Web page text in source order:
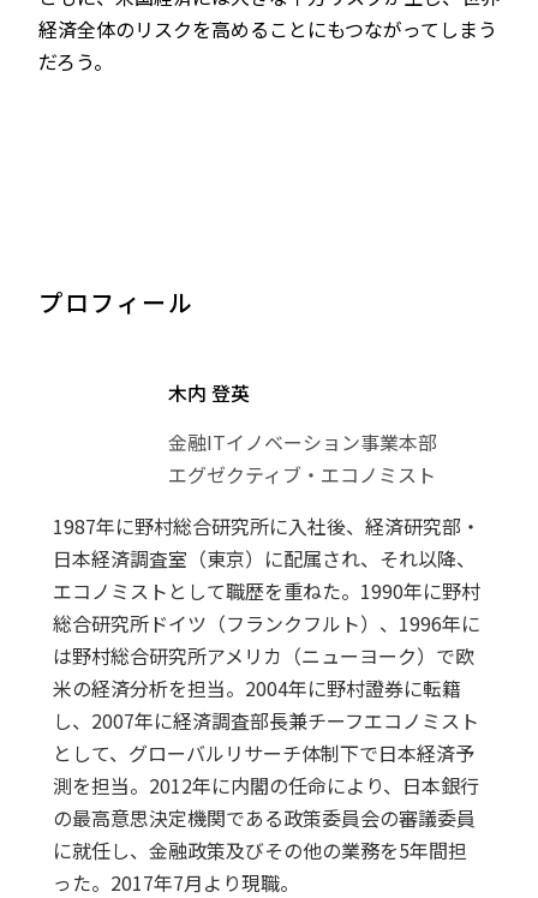
経済全体のリスクを高めることにもつながってしまう
だろう。
プロフィール
木内 登英
金融ITイノベーション事業本部
エグゼクティブ・エコノミスト
1987年に野村総合研究所に入社後、経済研究部・
日本経済調査室（東京）に配属され、それ以降、
エコノミストとして職歴を重ねた。1990年に野村
総合研究所ドイツ（フランクフルト）、1996年に
は野村総合研究所アメリカ（ニューヨーク）で欧
米の経済分析を担当。2004年に野村證券に転籍
し、2007年に経済調査部長兼チーフエコノミスト
として、グローバルリサーチ体制下で日本経済予
測を担当。2012年に内閣の任命により、日本銀行
の最高意思決定機関である政策委員会の審議委員
に就任し、金融政策及びその他の業務を5年間担
った。2017年7月より現職。